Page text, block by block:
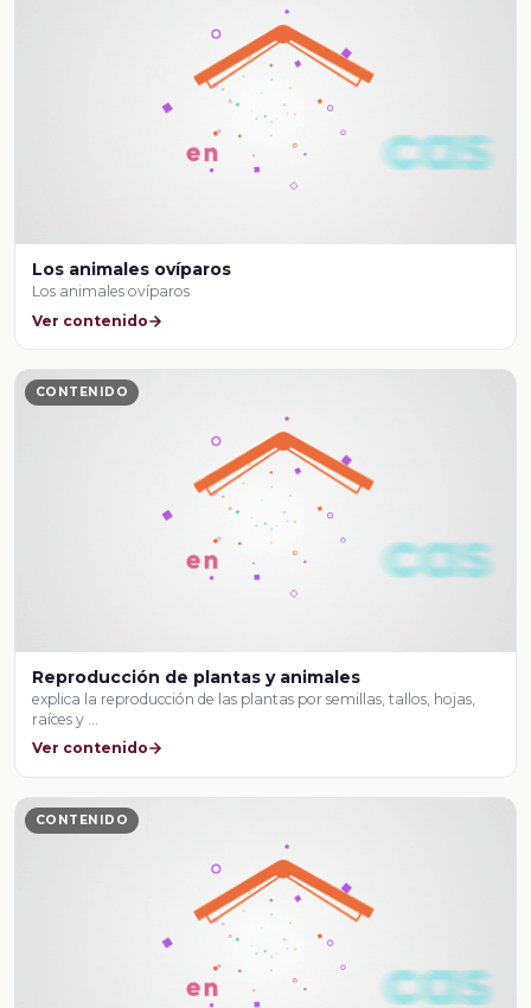
Los animales ovíparos
Los animales ovíparos
Ver contenido
CONTENIDO
Reproducción de plantas y animales
explica la reproducción de las plantas por semillas, tallos, hojas,
raíces y …
Ver contenido
CONTENIDO